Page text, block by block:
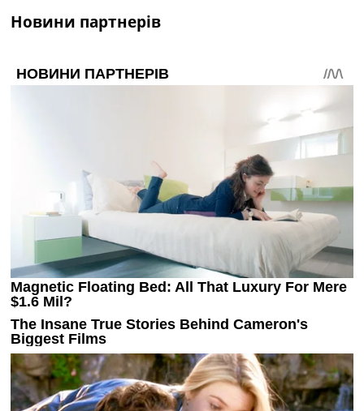
Новини партнерів